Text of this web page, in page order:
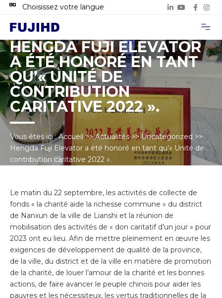
Choisissez votre langue
HENGDA FUJI ELEVATOR
A ÉTÉ HONORÉ EN TANT
QU’« UNITÉ DE
CONTRIBUTION
CARITATIVE 2022 ».
Vous êtes ici :Accueil>>Actualités>> Uncategorized >>
Hengda Fuji Elevator a été honoré en tant qu’« Unité de
contribution caritative 2022 ».
Le matin du 22 septembre, les activités de collecte de
fonds « la charité aide la richesse commune » du district
de Nanxun de la ville de Lianshi et la réunion de
mobilisation des activités de « don caritatif d’un jour » pour
2023 ont eu lieu. Afin de mettre pleinement en œuvre les
exigences de développement de qualité de la province,
de la ville, du district et de la ville en matière de promotion
de la charité, de louer l’amour de la charité et les bonnes
actions, de faire avancer le peuple chinois pour aider les
pauvres et les nécessiteux, les vertus traditionnelles de la